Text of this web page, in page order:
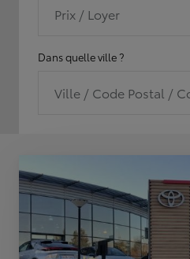
Prix / Loyer
Dans quelle ville ?
Ville / Code Postal /